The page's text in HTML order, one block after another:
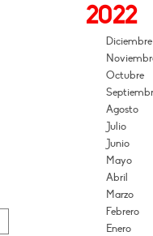
2022
Diciembre
Octubre
Agosto
Julio
Junio
Mayo
Abril
Marzo
Febrero
Enero